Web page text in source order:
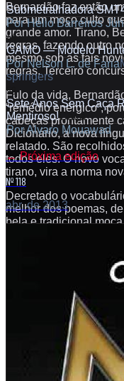
Bernardão faz então
para um moço culto
grande amor. Tirano,
regras, fazendo outro
mesmo sob as tais
regras. Terceiro
Fulo da vida,
“remédio enérgico”,
cabeças prontamente
Dicionário, a nova
relatado. São
todos eles. O novo
tirano, vira a norma
Decretado o
melhor dos poemas,
bela e tradicional
Tomara vencêssemos
tomara “Bernardão”
e saísse de cena.
atentos às notícias do
desejo tenhamos um
Caio Wolff Bava
Submetralhadora
PorHélio Barreiros
44
GAMO — Modelo
PorNelson L. de Faria
springers
50
Sete Anos Sem Caça
Mentiroso!Caça
PorAlvaro Mouawad
←Próxima edição
Nº 118
abr. de 2013